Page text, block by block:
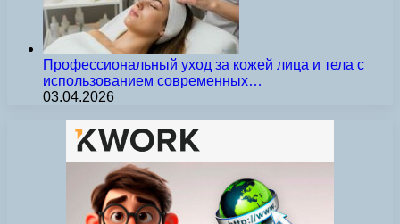
Профессиональный уход за кожей лица и тела с
использованием современных…
03.04.2026